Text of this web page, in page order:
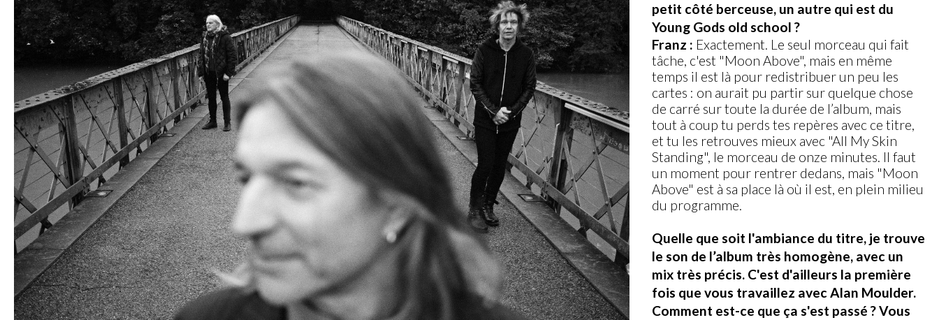
petit côté berceuse, un autre qui est du
Young Gods old school ?
Franz : Exactement. Le seul morceau qui fait
tâche, c'est "Moon Above", mais en même
temps il est là pour redistribuer un peu les
cartes : on aurait pu partir sur quelque chose
de carré sur toute la durée de l’album, mais
tout à coup tu perds tes repères avec ce titre,
et tu les retrouves mieux avec "All My Skin
Standing", le morceau de onze minutes. Il faut
un moment pour rentrer dedans, mais "Moon
Above" est à sa place là où il est, en plein milieu
du programme.
Quelle que soit l'ambiance du titre, je trouve
le son de l’album très homogène, avec un
mix très précis. C'est d'ailleurs la première
fois que vous travaillez avec Alan Moulder.
Comment est-ce que ça s'est passé ? Vous